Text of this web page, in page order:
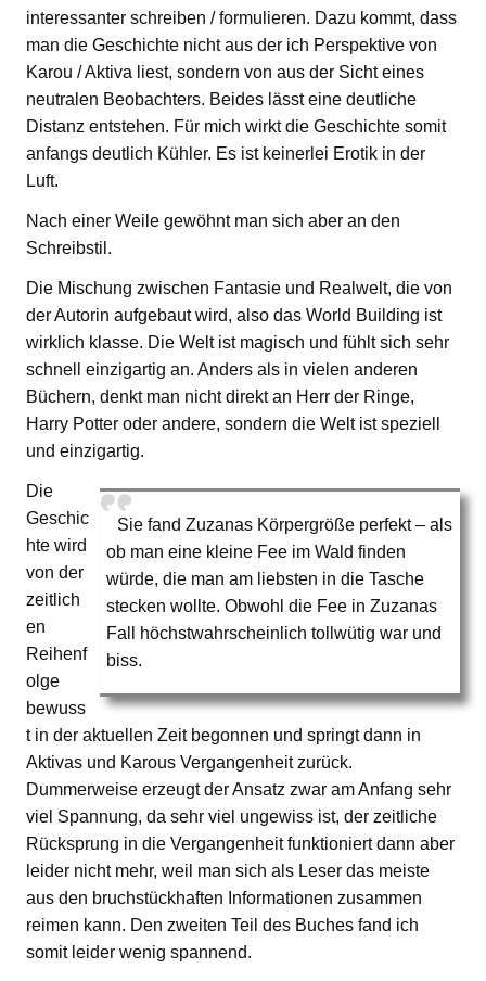
interessanter schreiben / formulieren. Dazu kommt, dass
man die Geschichte nicht aus der ich Perspektive von
Karou / Aktiva liest, sondern von aus der Sicht eines
neutralen Beobachters. Beides lässt eine deutliche
Distanz entstehen. Für mich wirkt die Geschichte somit
anfangs deutlich Kühler. Es ist keinerlei Erotik in der
Luft.
Nach einer Weile gewöhnt man sich aber an den
Schreibstil.
Die Mischung zwischen Fantasie und Realwelt, die von
der Autorin aufgebaut wird, also das World Building ist
wirklich klasse. Die Welt ist magisch und fühlt sich sehr
schnell einzigartig an. Anders als in vielen anderen
Büchern, denkt man nicht direkt an Herr der Ringe,
Harry Potter oder andere, sondern die Welt ist speziell
und einzigartig.
Sie fand Zuzanas Körpergröße perfekt – als
ob man eine kleine Fee im Wald finden
würde, die man am liebsten in die Tasche
stecken wollte. Obwohl die Fee in Zuzanas
Fall höchstwahrscheinlich tollwütig war und
biss.
Die
Geschic
hte wird
von der
zeitlich
en
Reihenf
olge
bewuss
t in der aktuellen Zeit begonnen und springt dann in
Aktivas und Karous Vergangenheit zurück.
Dummerweise erzeugt der Ansatz zwar am Anfang sehr
viel Spannung, da sehr viel ungewiss ist, der zeitliche
Rücksprung in die Vergangenheit funktioniert dann aber
leider nicht mehr, weil man sich als Leser das meiste
aus den bruchstückhaften Informationen zusammen
reimen kann. Den zweiten Teil des Buches fand ich
somit leider wenig spannend.